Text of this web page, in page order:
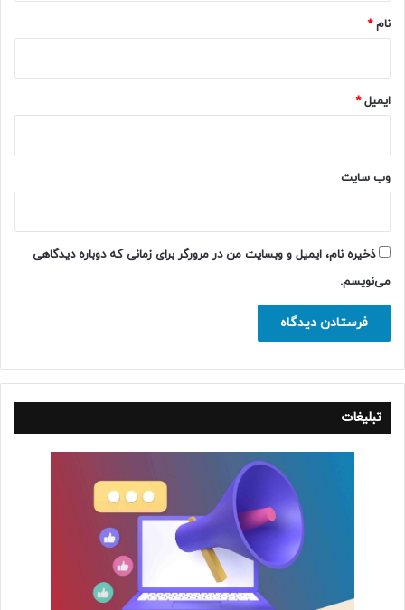
نام*
ایمیل*
وب‌ سایت
ذخیره نام، ایمیل و وبسایت من در مرورگر برای زمانی که دوباره دیدگاهی
می‌نویسم.
تبلیغات